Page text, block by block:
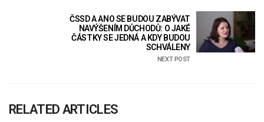
ČSSD A ANO SE BUDOU ZABÝVAT
NAVÝŠENÍM DŮCHODŮ: O JAKÉ
ČÁSTKY SE JEDNÁ A KDY BUDOU
SCHVÁLENY
NEXT POST
RELATED ARTICLES